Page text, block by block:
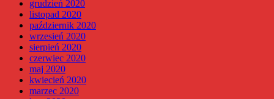
grudzień 2020
listopad 2020
październik 2020
wrzesień 2020
sierpień 2020
czerwiec 2020
maj 2020
kwiecień 2020
marzec 2020